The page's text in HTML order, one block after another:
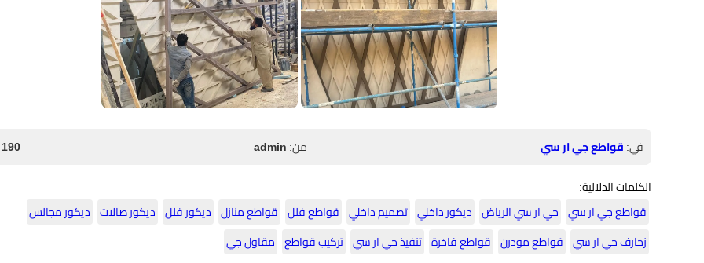
في:قواطع جي ار سي من:admin
190 مشاهدة
الكلمات الدلالية:
قواطع جي ار سي جي ار سي الرياض ديكور داخلي تصميم داخلي قواطع فلل قواطع منازل ديكور فلل ديكور صالات ديكور مجالس
زخارف جي ار سي قواطع مودرن قواطع فاخرة تنفيذ جي ار سي تركيب قواطع مقاول جي